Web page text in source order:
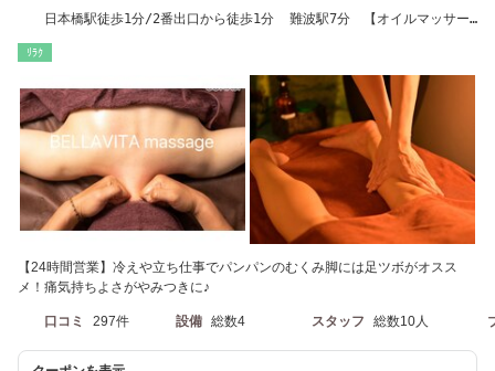
日本橋駅徒歩1分/2番出口から徒歩1分 難波駅7分 【オイルマッサー
ﾘﾗｸ
【24時間営業】冷えや立ち仕事でパンパンのむくみ脚には足ツボがオスス
メ！痛気持ちよさがやみつきに♪
口コミ 297件 設備 総数4 スタッフ 総数10人